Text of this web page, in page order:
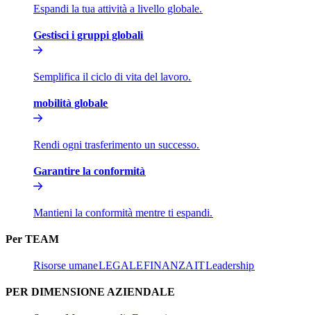
Espandi la tua attività a livello globale.​​
Gestisci i gruppi globali​​
Semplifica il ciclo di vita del lavoro.​​
mobilità globale​​
Rendi ogni trasferimento un successo.​​
Garantire la conformità​​
Mantieni la conformità mentre ti espandi.​​
Per TEAM​​
Risorse umane​​LEGALE​​FINANZA​​IT​​Leadership​​
PER DIMENSIONE AZIENDALE​​